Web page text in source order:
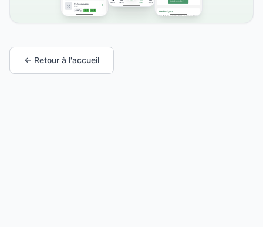
← Retour à l'accueil